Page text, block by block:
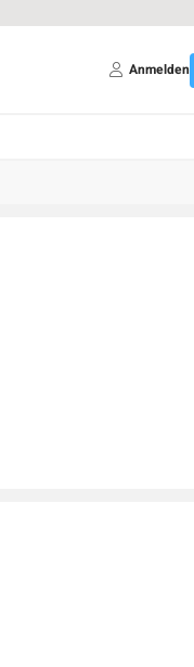
Anmelden